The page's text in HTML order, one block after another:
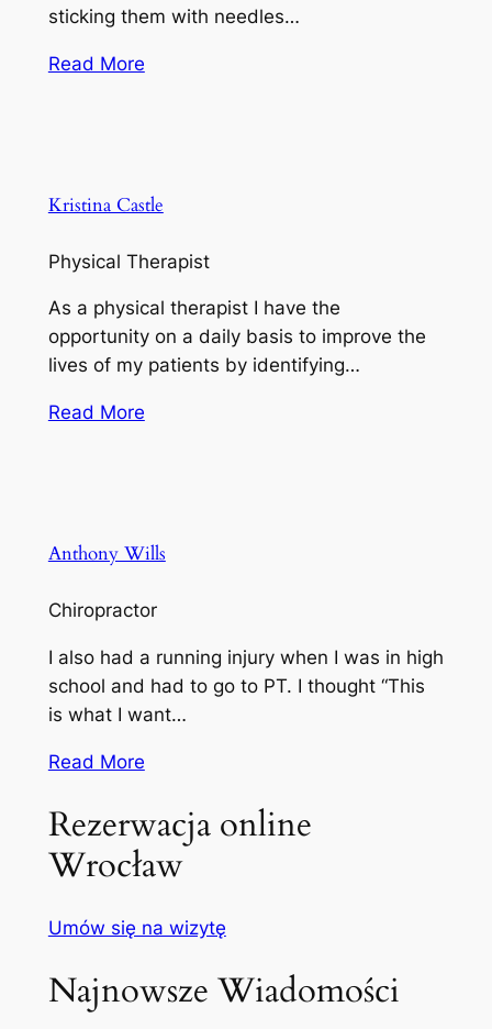
sticking them with needles…
Read More
Kristina Castle
Physical Therapist
As a physical therapist I have the
opportunity on a daily basis to improve the
lives of my patients by identifying…
Read More
Anthony Wills
Chiropractor
I also had a running injury when I was in high
school and had to go to PT. I thought “This
is what I want…
Read More
Rezerwacja online
Wrocław
Umów się na wizytę
Najnowsze Wiadomości